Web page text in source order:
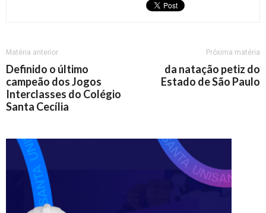
Matéria anterior
Definido o último
campeão dos Jogos
Interclasses do Colégio
Santa Cecília
Próxima matéria
da natação petiz do
Estado de São Paulo